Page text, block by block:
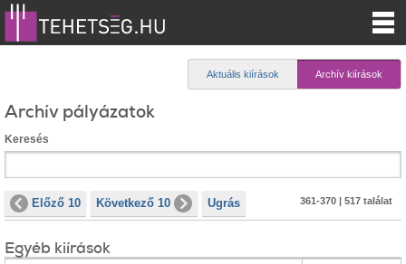
Aktuális kiírások Archív kiírások
Archív pályázatok
Keresés
Előző 10 Következő 10 Ugrás 361-370 | 517 találat
Egyéb kiírások